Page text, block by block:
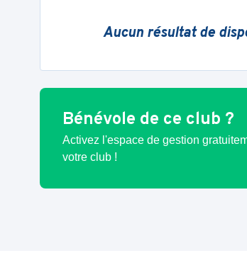
Aucun résultat de
Bénévole de ce club ?
Activez l'espace de gestion
votre club !